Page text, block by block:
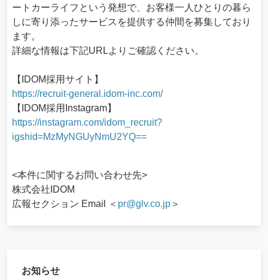
ートカーライフという発想で、お客様一人ひとりの暮ら
しに寄り添ったサービスを提供する仲間を募集しており
ます。
詳細な情報は下記URLよりご確認ください。
【IDOM採用サイト】
https://recruit-general.idom-inc.com/
【IDOM採用Instagram】
https://instagram.com/idom_recruit?
igshid=MzMyNGUyNmU2YQ==
<本件に関するお問い合わせ先>
株式会社IDOM
広報セクション Email ＜ pr@glv.co.jp ＞
お知らせ